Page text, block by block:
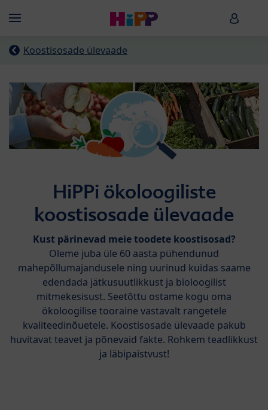
Menü HiPP
Koostisosade ülevaade
HiPPi ökoloogiliste
koostisosade ülevaade
Kust pärinevad meie toodete koostisosad?
Oleme juba üle 60 aasta pühendunud
mahepõllumajandusele ning uurinud kuidas saame
edendada jätkusuutlikkust ja bioloogilist
mitmekesisust. Seetõttu ostame kogu oma
ökoloogilise tooraine vastavalt rangetele
kvaliteedinõuetele. Koostisosade ülevaade pakub
huvitavat teavet ja põnevaid fakte. Rohkem teadlikkust
ja läbipaistvust!